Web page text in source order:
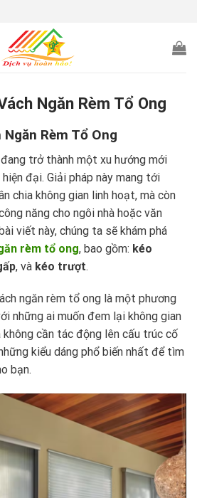
Ngăn Rèm Tổ Ong
Rèm Tổ Ong
trở thành một xu hướng mới
đại. Giải pháp này mang tới
chia không gian linh hoạt, mà còn
năng cho ngôi nhà hoặc văn
viết này, chúng ta sẽ khám phá
rèm tổ ong, bao gồm: kéo
, và kéo trượt.
ngăn rèm tổ ong là một phương
những ai muốn đem lại không gian
không cần tác động lên cấu trúc cố
kiểu dáng phổ biến nhất để tìm
bạn.